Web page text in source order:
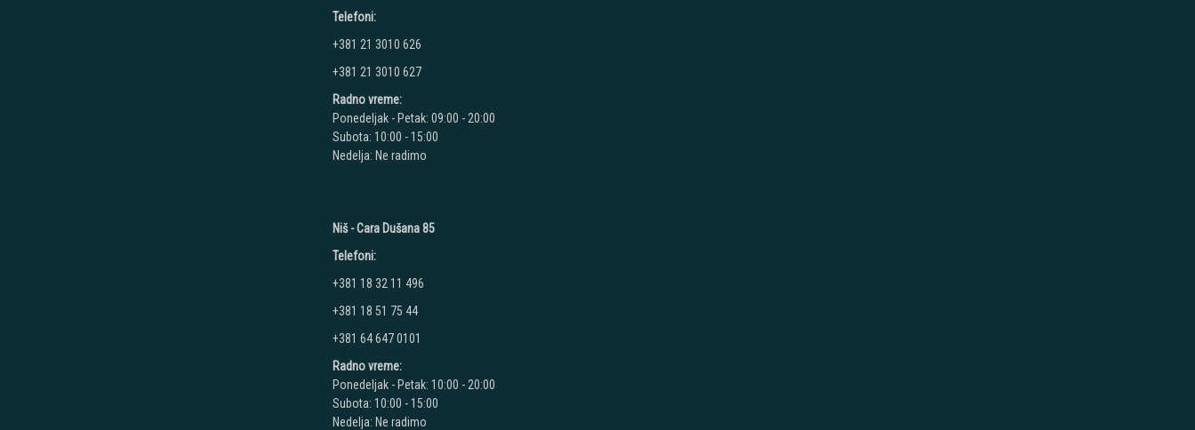
Telefoni:
+381 21 3010 626
+381 21 3010 627
Radno vreme:
Ponedeljak - Petak: 09:00 - 20:00
Subota: 10:00 - 15:00
Nedelja: Ne radimo
Niš - Cara Dušana 85
Telefoni:
+381 18 32 11 496
+381 18 51 75 44
+381 64 647 0101
Radno vreme:
Ponedeljak - Petak: 10:00 - 20:00
Subota: 10:00 - 15:00
Nedelja: Ne radimo